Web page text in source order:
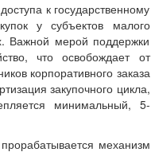
к государственному
у субъектов малого
Важной мерой поддержки
что освобождает от
корпоративного заказа
закупочного цикла,
минимальный, 5-
механизм